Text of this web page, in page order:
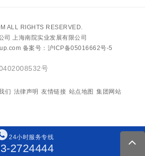
ALL RIGHTS RESERVED.
司 上海南院实业发展有限公司
备案号：沪ICP备05016662号-5
号
们 法律声明 友情链接 站点地图 集团网站
24小时服务专线
2724444